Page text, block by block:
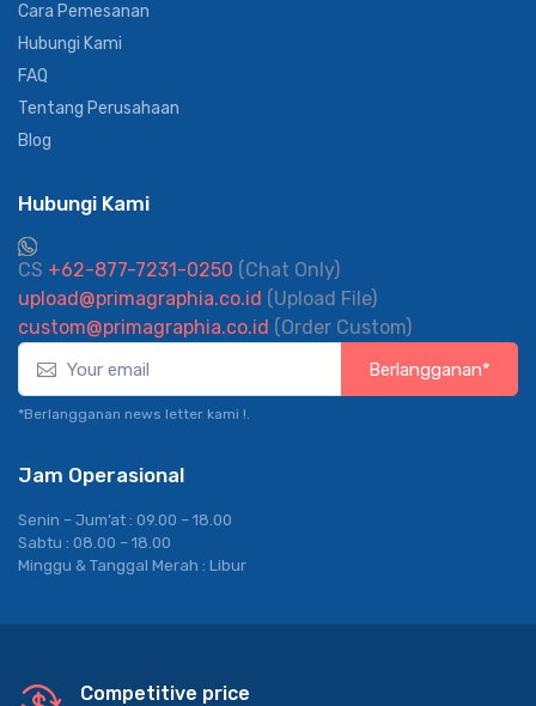
Cara Pemesanan
Hubungi Kami
FAQ
Tentang Perusahaan
Blog
Hubungi Kami
CS +62-877-7231-0250 (Chat Only)
upload@primagraphia.co.id (Upload File)
custom@primagraphia.co.id (Order Custom)
Berlangganan*
*Berlangganan news letter kami !.
Jam Operasional
Senin – Jum’at : 09.00 – 18.00
Sabtu : 08.00 – 18.00
Minggu & Tanggal Merah : Libur
Competitive price